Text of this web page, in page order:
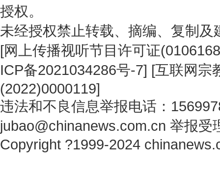
授权。
未经授权禁止转载、摘编、复制
[网上传播视听节目许可证
ICP备2021034286号-7] [互联网宗
(2022)0000119]
违法和不良信息举报电话：
jubao@chinanews.com.cn 举报受
Copyright ?1999-2024